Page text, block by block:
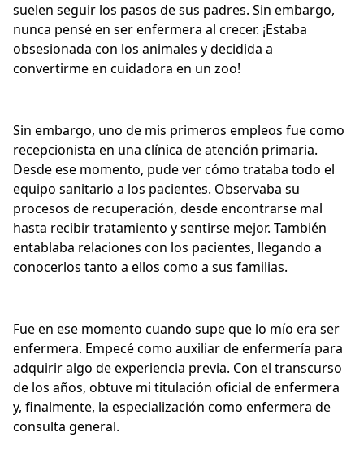
suelen seguir los pasos de sus padres. Sin embargo,
nunca pensé en ser enfermera al crecer. ¡Estaba
obsesionada con los animales y decidida a
convertirme en cuidadora en un zoo!
Sin embargo, uno de mis primeros empleos fue como
recepcionista en una clínica de atención primaria.
Desde ese momento, pude ver cómo trataba todo el
equipo sanitario a los pacientes. Observaba su
procesos de recuperación, desde encontrarse mal
hasta recibir tratamiento y sentirse mejor. También
entablaba relaciones con los pacientes, llegando a
conocerlos tanto a ellos como a sus familias.
Fue en ese momento cuando supe que lo mío era ser
enfermera. Empecé como auxiliar de enfermería para
adquirir algo de experiencia previa. Con el transcurso
de los años, obtuve mi titulación oficial de enfermera
y, finalmente, la especialización como enfermera de
consulta general.